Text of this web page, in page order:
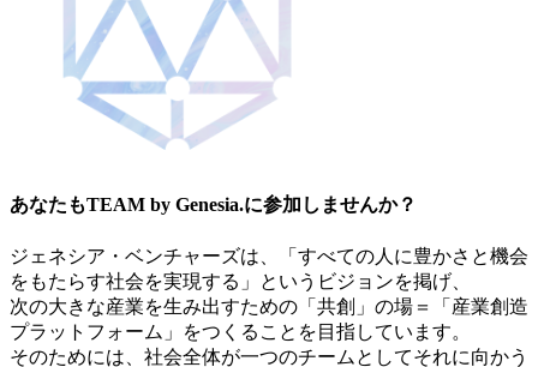
あなたもTEAM by Genesia.に参加しませんか？
ジェネシア・ベンチャーズは、「すべての人に豊かさと機会
をもたらす社会を実現する」というビジョンを掲げ、
次の大きな産業を生み出すための「共創」の場＝「産業創造
プラットフォーム」をつくることを目指しています。
そのためには、社会全体が一つのチームとしてそれに向かう